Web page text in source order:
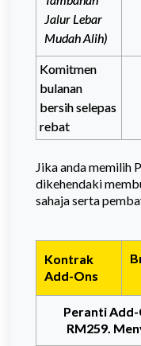
Jalur Lebar
Mudah Alih)
Komitmen
bulanan
bersih selepas
rebat
Jika anda memilih
dikehendaki
sahaja serta
Kontrak
Add-Ons
Peranti Add-
RM259.